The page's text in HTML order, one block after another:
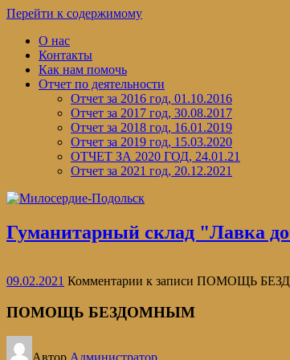
Перейти к содержимому
О нас
Контакты
Как нам помочь
Отчет по деятельности
Отчет за 2016 год, 01.10.2016
Отчет за 2017 год, 30.08.2017
Отчет за 2018 год, 16.01.2019
Отчет за 2019 год, 15.03.2020
ОТЧЕТ ЗА 2020 ГОД, 24.01.21
Отчет за 2021 год, 20.12.2021
Гуманитарный склад "Лавка
09.02.2021 Комментарии к записи ПОМОЩЬ
ПОМОЩЬ БЕЗДОМНЫМ